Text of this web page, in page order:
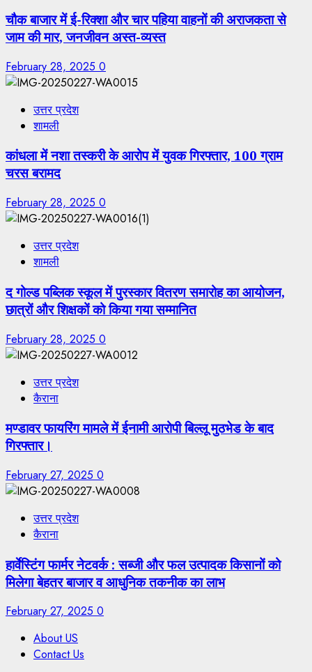
चौक बाजार में ई-रिक्शा और चार पहिया वाहनों की अराजकता से
जाम की मार, जनजीवन अस्त-व्यस्त
February 28, 2025 0
उत्तर प्रदेश
शामली
कांधला में नशा तस्करी के आरोप में युवक गिरफ्तार, 100 ग्राम
चरस बरामद
February 28, 2025 0
उत्तर प्रदेश
शामली
द गोल्ड पब्लिक स्कूल में पुरस्कार वितरण समारोह का आयोजन,
छात्रों और शिक्षकों को किया गया सम्मानित
February 28, 2025 0
उत्तर प्रदेश
कैराना
मण्डावर फायरिंग मामले में ईनामी आरोपी बिल्लू मुठभेड के बाद
गिरफ्तार।
February 27, 2025 0
उत्तर प्रदेश
कैराना
हार्वेस्टिंग फार्मर नेटवर्क : सब्जी और फल उत्पादक किसानों को
मिलेगा बेहतर बाजार व आधुनिक तकनीक का लाभ
February 27, 2025 0
About US
Contact Us